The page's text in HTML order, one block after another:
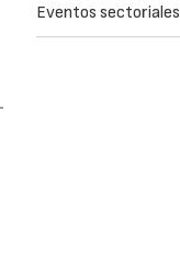
Eventos sectoriales